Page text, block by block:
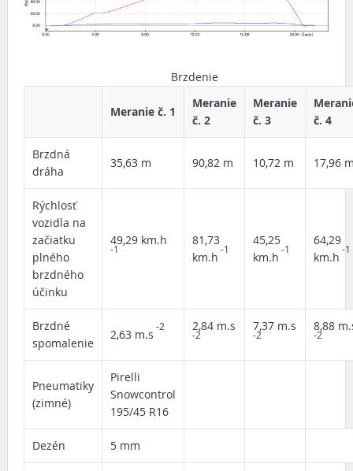
Brzdenie
Meranie č. 1
Meranie
č. 2
Meranie
č. 3
č. 4
Brzdná
dráha
35,63 m 90,82 m 10,72 m 17,96
Rýchlosť
vozidla na
začiatku
plného
brzdného
účinku
49,29 km.h
-1
81,73
km.h
-1
45,25
km.h
-1
64,29
km.h
-1
Brzdné
spomalenie
2,63 m.s
-2 2,84 m.s
-2
7,37 m.s
-2
8,88
-2
Pneumatiky
(zimné)
Pirelli
Snowcontrol
195/45 R16
Dezén 5 mm